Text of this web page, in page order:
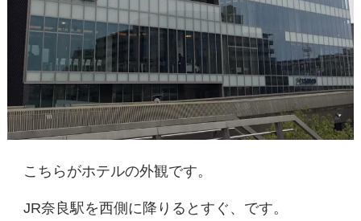
こちらがホテルの外観です。
JR奈良駅を西側に降りるとすぐ、です。